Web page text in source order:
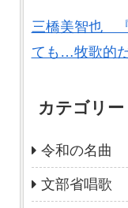
三橋美智也
ても…牧歌的
カテゴリー
令和の名曲
文部省唱歌